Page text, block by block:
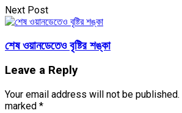
Next Post
শেষ ওয়ানডেতেও বৃষ্টির শঙ্কা
Leave a Reply
Your email address will not be published.
marked *